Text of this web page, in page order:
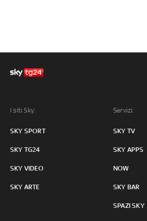
I siti Sky:
SKY SPORT
SKY TG24
SKY VIDEO
SKY ARTE
Servizi:
SKY TV
SKY APPS
NOW
SKY BAR
SPAZI SKY